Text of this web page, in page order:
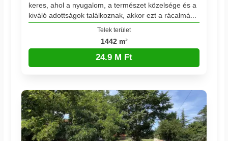
keres, ahol a nyugalom, a természet közelsége és a
kiváló adottságok találkoznak, akkor ezt a rácalmá...
Telek terület
1442 m²
24.9 M Ft